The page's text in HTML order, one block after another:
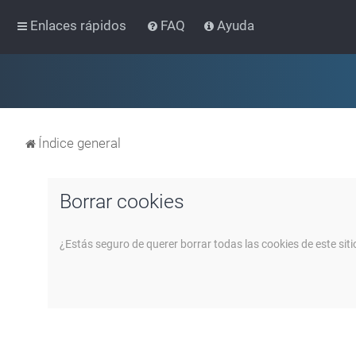
Enlaces rápidos FAQ Ayuda
Índice general
Borrar cookies
¿Estás seguro de querer borrar todas las cookies de este